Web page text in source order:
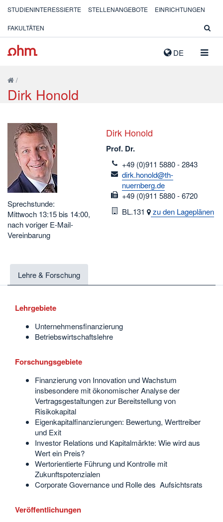
DE
STUDIENINTERESSIERTE STELLENANGEBOTE EINRICHTUNGEN
FAKULTÄTEN
/
Dirk Honold
Sprechstunde:
Mittwoch 13:15 bis 14:00,
nach voriger E-Mail-
Vereinbarung
Dirk Honold
Prof. Dr.
telefon
+49 (0)911 5880 - 2843
email
dirk.honold@th-
nuernberg.de
fax
+49 (0)911 5880 - 6720
Raum
BL.131 zu den Lageplänen
Lehre & Forschung
Lehrgebiete
Unternehmensfinanzierung
Betriebswirtschaftslehre
Forschungsgebiete
Finanzierung von Innovation und Wachstum
insbesondere mit ökonomischer Analyse der
Vertragsgestaltungen zur Bereitstellung von
Risikokapital
Eigenkapitalfinanzierungen: Bewertung, Werttreiber
und Exit
Investor Relations und Kapitalmärkte: Wie wird aus
Wert ein Preis?
Wertorientierte Führung und Kontrolle mit
Zukunftspotenzialen
Corporate Governance und Rolle des Aufsichtsrats
Veröffentlichungen